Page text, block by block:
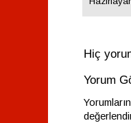
Hiç
Yorum